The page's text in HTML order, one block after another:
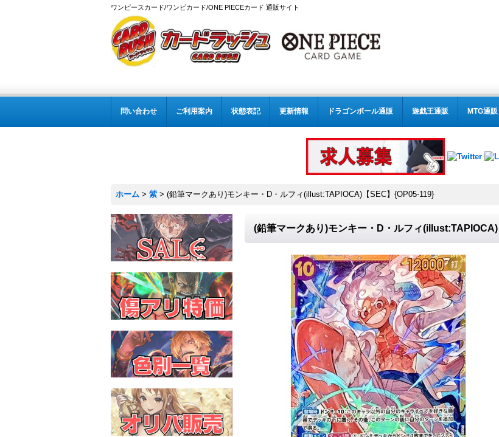
ワンピースカード/ワンピカード/ONE PIECEカード 通販サイト
問い合わせ ご利用案内 状態表記 更新情報 ドラゴンボール通販 遊戯王通販 MTG通販
ホーム > 紫 > (鉛筆マークあり)モンキー・D・ルフィ(illust:TAPIOCA)【SEC】{OP05-119}
(鉛筆マークあり)モンキー・D・ルフィ